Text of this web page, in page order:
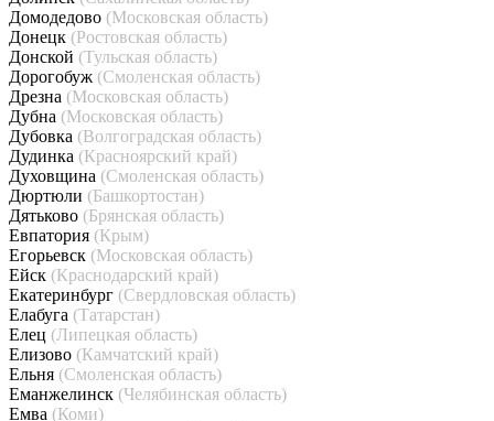
Домодедово (Московская область)
Донецк (Ростовская область)
Донской (Тульская область)
Дорогобуж (Смоленская область)
Дрезна (Московская область)
Дубна (Московская область)
Дубовка (Волгоградская область)
Дудинка (Красноярский край)
Духовщина (Смоленская область)
Дюртюли (Башкортостан)
Дятьково (Брянская область)
Евпатория (Крым)
Егорьевск (Московская область)
Ейск (Краснодарский край)
Екатеринбург (Свердловская область)
Елабуга (Татарстан)
Елец (Липецкая область)
Елизово (Камчатский край)
Ельня (Смоленская область)
Еманжелинск (Челябинская область)
Емва (Коми)